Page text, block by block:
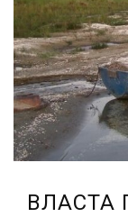
ВЛАСТА